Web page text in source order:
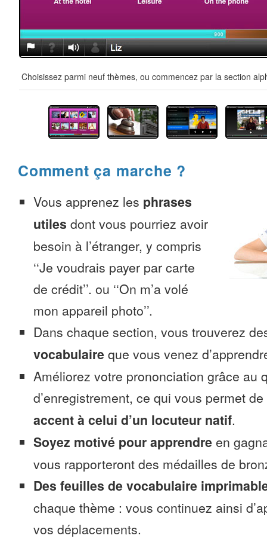
Choisissez parmi neuf thèmes, ou commencez par la section
Comment ça marche ?
Vous apprenez les phrases
utiles dont vous pourriez avoir
besoin à l’étranger, y compris
‘‘Je voudrais payer par carte
de crédit’’. ou ‘‘On m’a volé
mon appareil photo’’.
Dans chaque section, vous trouverez
vocabulaire que vous venez
Améliorez votre prononciation grâce au
d’enregistrement, ce qui vous permet de
accent à celui d’un locuteur natif.
Soyez motivé pour apprendre en
vous rapporteront des médailles de
Des feuilles de vocabulaire
chaque thème : vous continuez ainsi
vos déplacements.